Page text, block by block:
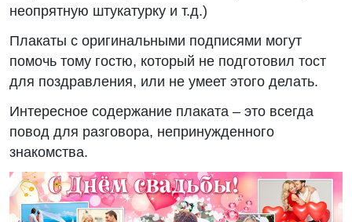
неопрятную штукатурку и т.д.)
Плакаты с оригинальными подписями могут
помочь тому гостю, который не подготовил тост
для поздравления, или не умеет этого делать.
Интересное содержание плаката – это всегда
повод для разговора, непринужденного
знакомства.